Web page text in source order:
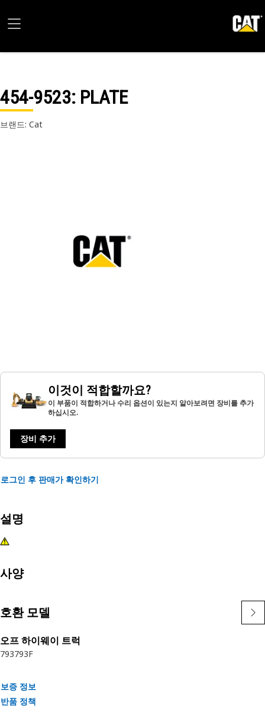
454-9523: PLATE
브랜드: Cat
이것이 적합할까요?
이 부품이 적합하거나 수리 옵션이 있는지 알아보려면 장비를 추가
하십시오.
장비 추가
로그인 후 판매가 확인하기
설명
사양
호환 모델
오프 하이웨이 트럭
793793F
보증 정보
반품 정책